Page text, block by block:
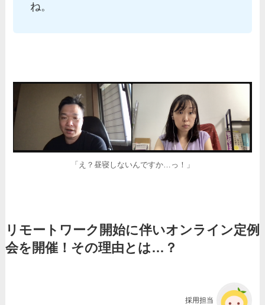
ね。
「え？昼寝しないんですか…っ！」
リモートワーク開始に伴いオンライン定例
会を開催！その理由とは…？
採用担当